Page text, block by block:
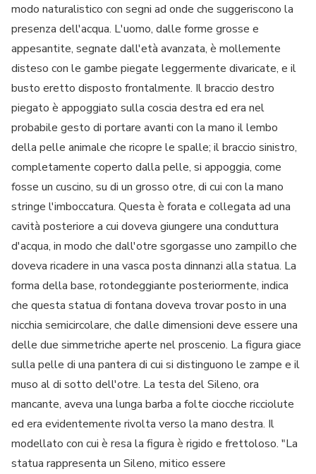
modo naturalistico con segni ad onde che suggeriscono la
presenza dell'acqua. L'uomo, dalle forme grosse e
appesantite, segnate dall'età avanzata, è mollemente
disteso con le gambe piegate leggermente divaricate, e il
busto eretto disposto frontalmente. Il braccio destro
piegato è appoggiato sulla coscia destra ed era nel
probabile gesto di portare avanti con la mano il lembo
della pelle animale che ricopre le spalle; il braccio sinistro,
completamente coperto dalla pelle, si appoggia, come
fosse un cuscino, su di un grosso otre, di cui con la mano
stringe l'imboccatura. Questa è forata e collegata ad una
cavità posteriore a cui doveva giungere una conduttura
d'acqua, in modo che dall'otre sgorgasse uno zampillo che
doveva ricadere in una vasca posta dinnanzi alla statua. La
forma della base, rotondeggiante posteriormente, indica
che questa statua di fontana doveva trovar posto in una
nicchia semicircolare, che dalle dimensioni deve essere una
delle due simmetriche aperte nel proscenio. La figura giace
sulla pelle di una pantera di cui si distinguono le zampe e il
muso al di sotto dell'otre. La testa del Sileno, ora
mancante, aveva una lunga barba a folte ciocche ricciolute
ed era evidentemente rivolta verso la mano destra. Il
modellato con cui è resa la figura è rigido e frettoloso. "La
statua rappresenta un Sileno, mitico essere